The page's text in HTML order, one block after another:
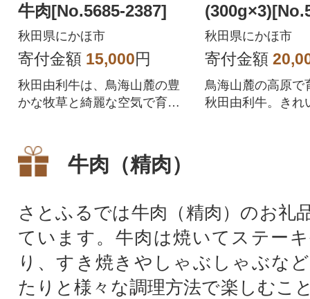
牛肉[No.5685-2387]
秋田県にかほ市
寄付金額 15,000円
秋田由利牛は、鳥海山麓の豊
かな牧草と綺麗な空気で育っ
り、安全・安心で美味しい牛
肉を生産するのにぴったりな
絶好の環境で育まれたその和
牛は、ちょうど良い肉質と赤
身、きめ細やかな脂肪で、サ
シまで美味いと言われます。
3]
秋田県にかほ市
寄付金額
鳥海山麓の高原で
秋田由利牛。きれ
脂肪は「サシまで
言われる程。どう
ださい。
牛肉（精肉）
さとふるでは牛肉（精肉）のお礼
ています。牛肉は焼いてステー
り、すき焼きやしゃぶしゃぶな
たりと様々な調理方法で楽しむこ